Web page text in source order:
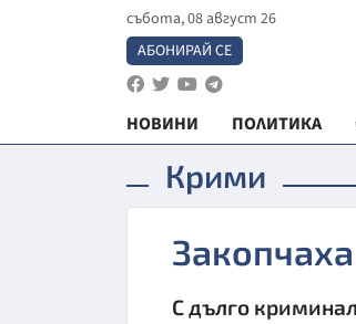
събота, 08 август 26
АБОНИРАЙ СЕ
НОВИНИ ПОЛИТИКА
Крими
С дълго